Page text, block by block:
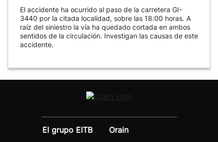
El accidente ha ocurrido al paso de la carretera GI-
3440 por la citada localidad, sobre las 18:00 horas. A
raíz del siniestro la vía ha quedado cortada en ambos
sentidos de la circulación. Investigan las causas de este
accidente.
El grupo EITB
Orain